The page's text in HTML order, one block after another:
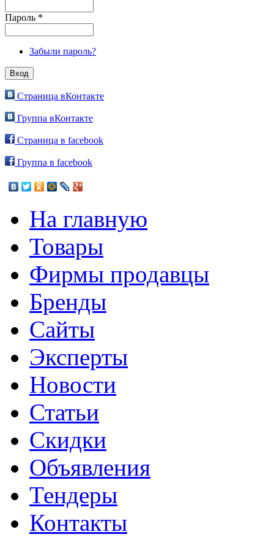
Пароль *
Забыли пароль?
Страница вКонтакте
Группа вКонтакте
Страница в facebook
Группа в facebook
На главную
Товары
Фирмы продавцы
Бренды
Сайты
Эксперты
Новости
Статьи
Скидки
Объявления
Тендеры
Контакты